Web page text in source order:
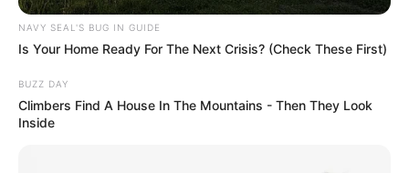
NAVY SEAL'S BUG IN GUIDE
Is Your Home Ready For The Next Crisis? (Check These First)
BUZZ DAY
Climbers Find A House In The Mountains - Then They Look
Inside